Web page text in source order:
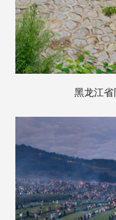
黑龙江省